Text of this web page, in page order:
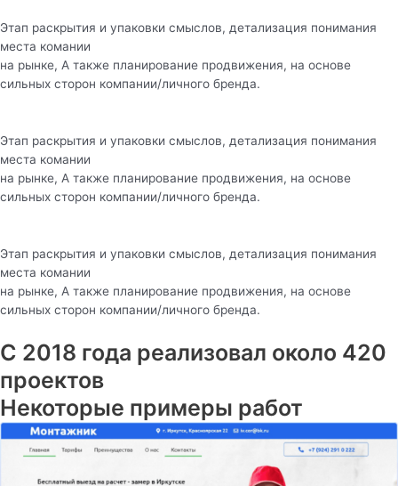
Этап раскрытия и упаковки смыслов, детализация понимания
места комании
на рынке, А также планирование продвижения, на основе
сильных сторон компании/личного бренда.
Этап раскрытия и упаковки смыслов, детализация понимания
места комании
на рынке, А также планирование продвижения, на основе
сильных сторон компании/личного бренда.
Этап раскрытия и упаковки смыслов, детализация понимания
места комании
на рынке, А также планирование продвижения, на основе
сильных сторон компании/личного бренда.
С 2018 года реализовал около 420
проектов
Некоторые примеры работ